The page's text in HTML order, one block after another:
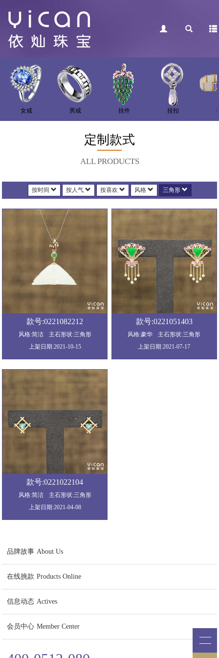
女戒 男戒 挂件 挂扣
定制款式
ALL PRODUCTS
按时间 按人气 按喜欢 风格 三角形
款号:0221082212
风格:简洁
主石形状:三角形
上架日期:2021-10-15
款号:0221051403
风格:豪华
主石形状:三角形
上架日期:2021-07-17
款号:0221022104
风格:简洁
主石形状:三角形
上架日期:2021-04-08
品牌故事 About Us
在线挑款 Products Online
信息动态 Actives
会员中心 Member Center